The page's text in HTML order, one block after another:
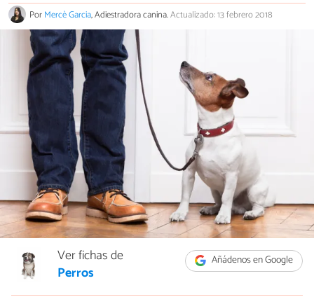
PorMercè Garcia, Adiestradora canina.Actualizado: 13 febrero 2018
Añádenos en Google
Ver fichas de
Perros